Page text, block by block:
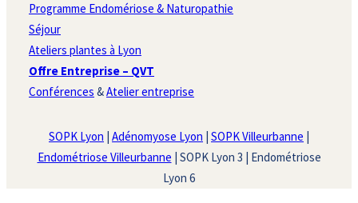
Programme Endomériose & Naturopathie
Séjour
Ateliers plantes à Lyon
Offre Entreprise – QVT
Conférences &Atelier entreprise
SOPK Lyon | Adénomyose Lyon | SOPK Villeurbanne |
Endométriose Villeurbanne | SOPK Lyon 3 | Endométriose
Lyon 6